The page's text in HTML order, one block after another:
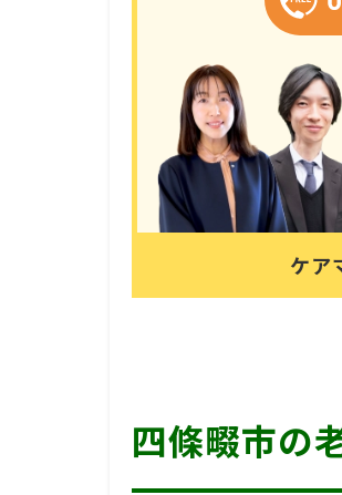
ケア
四條畷市の